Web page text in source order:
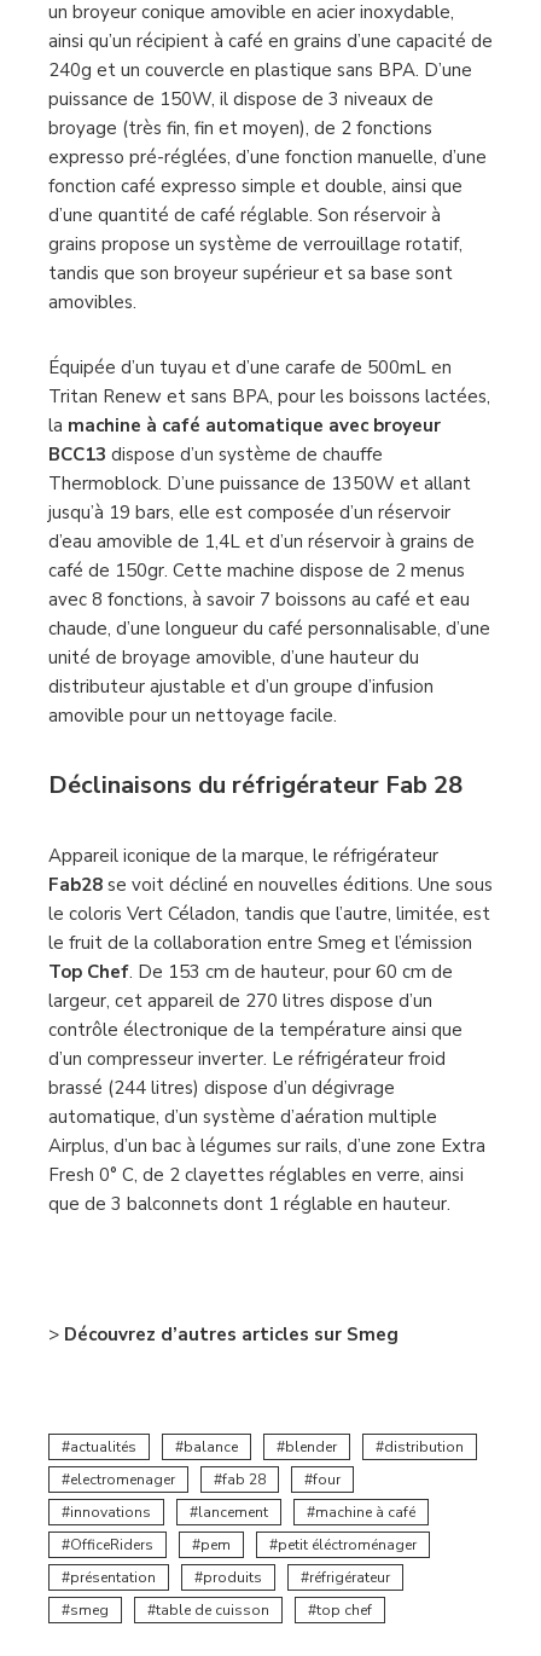
un broyeur conique amovible en acier inoxydable,
ainsi qu’un récipient à café en grains d’une capacité de
240g et un couvercle en plastique sans BPA. D’une
puissance de 150W, il dispose de 3 niveaux de
broyage (très fin, fin et moyen), de 2 fonctions
expresso pré-réglées, d’une fonction manuelle, d’une
fonction café expresso simple et double, ainsi que
d’une quantité de café réglable. Son réservoir à
grains propose un système de verrouillage rotatif,
tandis que son broyeur supérieur et sa base sont
amovibles.
Équipée d’un tuyau et d’une carafe de 500mL en
Tritan Renew et sans BPA, pour les boissons lactées,
la machine à café automatique avec broyeur
BCC13 dispose d’un système de chauffe
Thermoblock. D’une puissance de 1350W et allant
jusqu’à 19 bars, elle est composée d’un réservoir
d’eau amovible de 1,4L et d’un réservoir à grains de
café de 150gr. Cette machine dispose de 2 menus
avec 8 fonctions, à savoir 7 boissons au café et eau
chaude, d’une longueur du café personnalisable, d’une
unité de broyage amovible, d’une hauteur du
distributeur ajustable et d’un groupe d’infusion
amovible pour un nettoyage facile.
Déclinaisons du réfrigérateur Fab 28
Appareil iconique de la marque, le réfrigérateur
Fab28 se voit décliné en nouvelles éditions. Une sous
le coloris Vert Céladon, tandis que l’autre, limitée, est
le fruit de la collaboration entre Smeg et l’émission
Top Chef. De 153 cm de hauteur, pour 60 cm de
largeur, cet appareil de 270 litres dispose d’un
contrôle électronique de la température ainsi que
d’un compresseur inverter. Le réfrigérateur froid
brassé (244 litres) dispose d’un dégivrage
automatique, d’un système d’aération multiple
Airplus, d’un bac à légumes sur rails, d’une zone Extra
Fresh 0° C, de 2 clayettes réglables en verre, ainsi
que de 3 balconnets dont 1 réglable en hauteur.
> Découvrez d’autres articles sur Smeg
actualités balance blender
distribution
electromenager
fab 28
four
innovations
lancement
machine à café
OfficeRiders
pem
petit éléctroménager
présentation
produits
réfrigérateur
smeg
table de cuisson top chef